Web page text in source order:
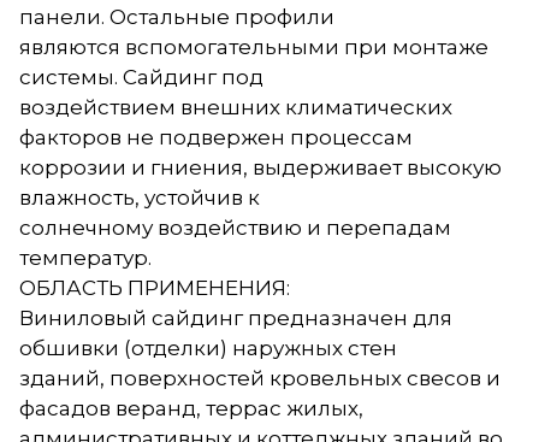
панели. Остальные профили
являются вспомогательными при монтаже
системы. Сайдинг под
воздействием внешних климатических
факторов не подвержен процессам
коррозии и гниения, выдерживает высокую
влажность, устойчив к
солнечному воздействию и перепадам
температур.
ОБЛАСТЬ ПРИМЕНЕНИЯ:
Виниловый сайдинг предназначен для
обшивки (отделки) наружных стен
зданий, поверхностей кровельных свесов и
фасадов веранд, террас жилых,